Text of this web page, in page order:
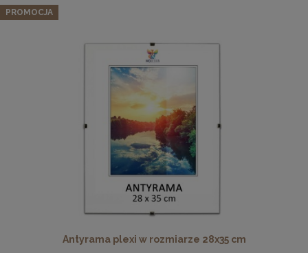
Pleksa w rozmiarze 40x40 cm plexi
10,19 zł
Cena regularna:
Najniższa cena:367,49 zł
Antyrama plexi w rozmiarze 28x35 cm
PROMOCJA